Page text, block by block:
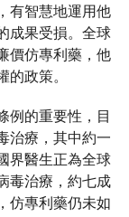
有智慧地運用他
成果受損。全球
價仿專利藥，他
政策。
例的重要性，目
治療，其中約一
界醫生正為全球
毒治療，約七成
仿專利藥仍未如